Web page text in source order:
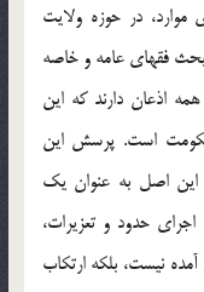
موارد، در حوزه ولايت
فقهای عامه و خاصه
اذعان دارند که اين
است. پرسش اين
اصل به عنوان يک
حدود و تعزيرات،
نيست، بلکه ارتکاب